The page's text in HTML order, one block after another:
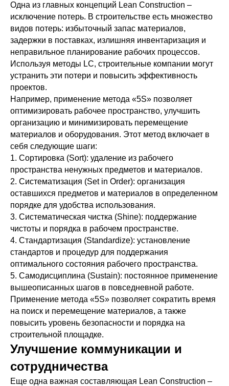
Одна из главных концепций Lean Construction –
исключение потерь. В строительстве есть множество
видов потерь: избыточный запас материалов,
задержки в поставках, излишняя инвентаризация и
неправильное планирование рабочих процессов.
Используя методы LC, строительные компании могут
устранить эти потери и повысить эффективность
проектов.
Например, применение метода «5S» позволяет
оптимизировать рабочее пространство, улучшить
организацию и минимизировать перемещение
материалов и оборудования. Этот метод включает в
себя следующие шаги:
1. Сортировка (Sort): удаление из рабочего
пространства ненужных предметов и материалов.
2. Систематизация (Set in Order): организация
оставшихся предметов и материалов в определенном
порядке для удобства использования.
3. Систематическая чистка (Shine): поддержание
чистоты и порядка в рабочем пространстве.
4. Стандартизация (Standardize): установление
стандартов и процедур для поддержания
оптимального состояния рабочего пространства.
5. Самодисциплина (Sustain): постоянное применение
вышеописанных шагов в повседневной работе.
Применение метода «5S» позволяет сократить время
на поиск и перемещение материалов, а также
повысить уровень безопасности и порядка на
строительной площадке.
Улучшение коммуникации и
сотрудничества
Еще одна важная составляющая Lean Construction –